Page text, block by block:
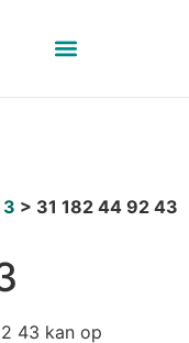
31 182 44 92 43
43 kan op